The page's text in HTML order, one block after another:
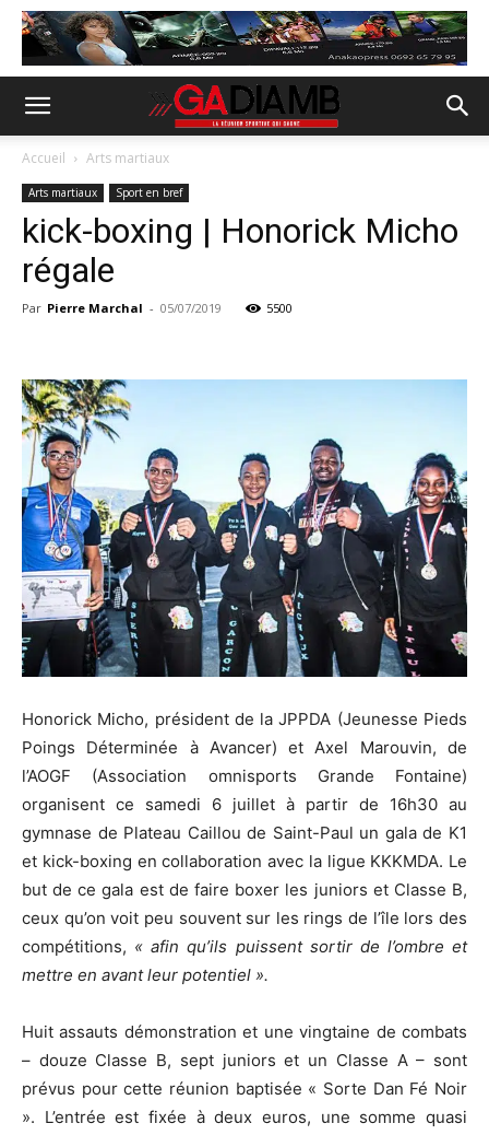
Accueil Arts martiaux
Arts martiaux Sport en bref
kick-boxing | Honorick Micho
régale
Par Pierre Marchal - 05/07/2019 5500
Honorick Micho, président de la JPPDA (Jeunesse Pieds
Poings Déterminée à Avancer) et Axel Marouvin, de
l’AOGF (Association omnisports Grande Fontaine)
organisent ce samedi 6 juillet à partir de 16h30 au
gymnase de Plateau Caillou de Saint-Paul un gala de K1
et kick-boxing en collaboration avec la ligue KKKMDA. Le
but de ce gala est de faire boxer les juniors et Classe B,
ceux qu’on voit peu souvent sur les rings de l’île lors des
compétitions, « afin qu’ils puissent sortir de l’ombre et
mettre en avant leur potentiel ».
Huit assauts démonstration et une vingtaine de combats
– douze Classe B, sept juniors et un Classe A – sont
prévus pour cette réunion baptisée « Sorte Dan Fé Noir
». L’entrée est fixée à deux euros, une somme quasi